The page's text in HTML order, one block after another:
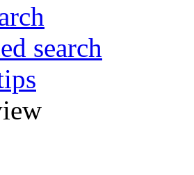
search